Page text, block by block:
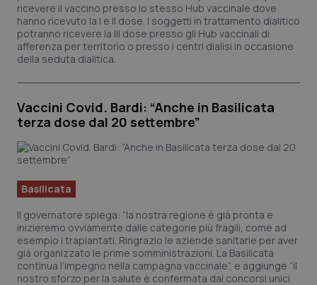
ricevere il vaccino presso lo stesso Hub vaccinale dove
hanno ricevuto la I e II dose. I soggetti in trattamento dialitico
potranno ricevere la III dose presso gli Hub vaccinali di
afferenza per territorio o presso i centri dialisi in occasione
della seduta dialitica.
Vaccini Covid. Bardi: “Anche in Basilicata
terza dose dal 20 settembre”
Basilicata
Il governatore spiega: “la nostra regione è già pronta e
inizieremo ovviamente dalle categorie più fragili, come ad
esempio i trapiantati. Ringrazio le aziende sanitarie per aver
già organizzato le prime somministrazioni. La Basilicata
continua l’impegno nella campagna vaccinale”, e aggiunge “il
nostro sforzo per la salute è confermata dai concorsi unici
Nome
Dominio
Scadenza
_ga_0VMQEQKQ1N .quotidianosanita.it
1 anno 1
mese
viene
Nome Fornitore/Dominio Scadenza
VISITOR_INFO1_LIVE
Google LLC
.youtube.com
5 mesi 4
settimane
settimane